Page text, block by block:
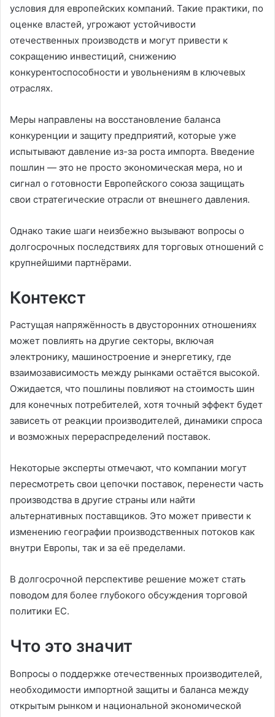
условия для европейских компаний. Такие практики, по
оценке властей, угрожают устойчивости
отечественных производств и могут привести к
сокращению инвестиций, снижению
конкурентоспособности и увольнениям в ключевых
отраслях.
Меры направлены на восстановление баланса
конкуренции и защиту предприятий, которые уже
испытывают давление из-за роста импорта. Введение
пошлин — это не просто экономическая мера, но и
сигнал о готовности Европейского союза защищать
свои стратегические отрасли от внешнего давления.
Однако такие шаги неизбежно вызывают вопросы о
долгосрочных последствиях для торговых отношений с
крупнейшими партнёрами.
Контекст
Растущая напряжённость в двусторонних отношениях
может повлиять на другие секторы, включая
электронику, машиностроение и энергетику, где
взаимозависимость между рынками остаётся высокой.
Ожидается, что пошлины повлияют на стоимость шин
для конечных потребителей, хотя точный эффект будет
зависеть от реакции производителей, динамики спроса
и возможных перераспределений поставок.
Некоторые эксперты отмечают, что компании могут
пересмотреть свои цепочки поставок, перенести часть
производства в другие страны или найти
альтернативных поставщиков. Это может привести к
изменению географии производственных потоков как
внутри Европы, так и за её пределами.
В долгосрочной перспективе решение может стать
поводом для более глубокого обсуждения торговой
политики ЕС.
Что это значит
Вопросы о поддержке отечественных производителей,
необходимости импортной защиты и баланса между
открытым рынком и национальной экономической